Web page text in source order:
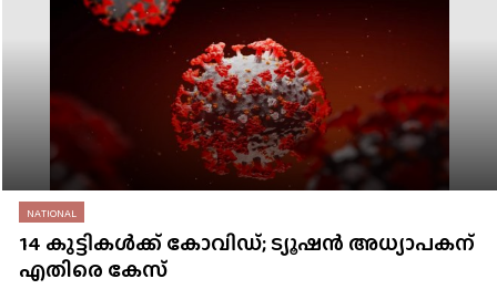
NATIONAL
14 കുട്ടികള്‍ക്ക് കോവിഡ്; ട്യൂഷന്‍ അധ്യാപകന്
എതിരെ കേസ്